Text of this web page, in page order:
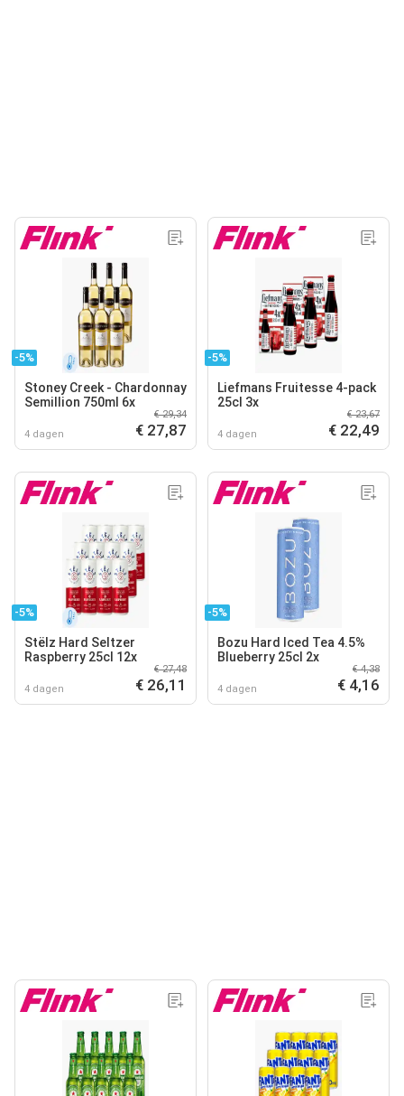
-5%
Stoney Creek - Chardonnay
Semillion 750ml 6x
4 dagen
€ 29,34
€ 27,87
-5%
Liefmans Fruitesse 4-pack
25cl 3x
4 dagen
€ 23,67
€ 22,49
-5%
Stëlz Hard Seltzer
Raspberry 25cl 12x
4 dagen
€ 27,48
€ 26,11
-5%
Bozu Hard Iced Tea 4.5%
Blueberry 25cl 2x
4 dagen
€ 4,38
€ 4,16